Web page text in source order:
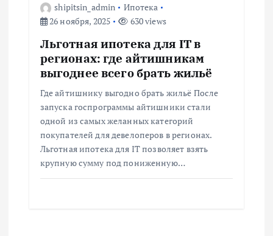
shipitsin_admin
Ипотека
26 ноября, 2025
630 views
Льготная ипотека для IT в
регионах: где айтишникам
выгоднее всего брать жильё
Где айтишнику выгодно брать жильё После
запуска госпрограммы айтишники стали
одной из самых желанных категорий
покупателей для девелоперов в регионах.
Льготная ипотека для IT позволяет взять
крупную сумму под пониженную…